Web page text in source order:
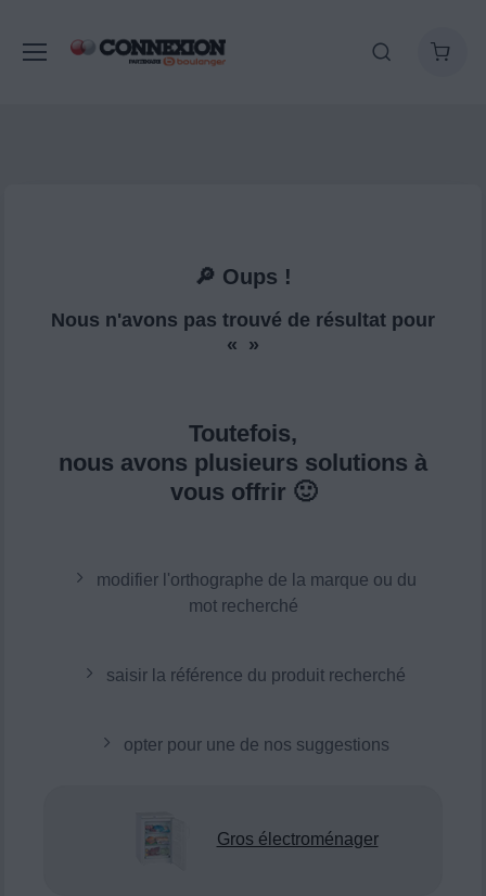
🔎 Oups !
Nous n'avons pas trouvé de résultat pour
« »
Toutefois,
nous avons plusieurs solutions à
vous offrir 🙂
modifier l'orthographe de la marque ou du
mot recherché
saisir la référence du produit recherché
opter pour une de nos suggestions
Gros électroménager